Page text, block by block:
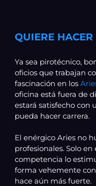
QUIERE
Ya sea pirotécnico,
oficios que trabajan
fascinación en los
oficina está fuera de
estará satisfecho con
pueda hacer carrera.
El enérgico Aries no
profesionales. Solo
competencia lo
forma vehemente
hace aún más fuerte.